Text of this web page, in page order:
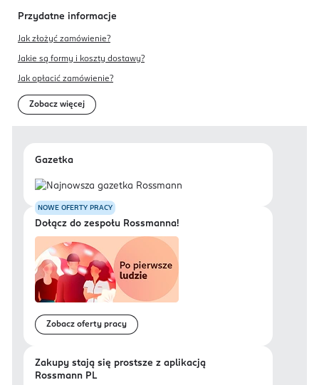
Przydatne informacje
Jak złożyć zamówienie?
Jakie są formy i koszty dostawy?
Jak opłacić zamówienie?
Zobacz więcej
Gazetka
NOWE OFERTY PRACY
Dołącz do zespołu Rossmanna!
Zobacz oferty pracy
Zakupy stają się prostsze z aplikacją
Rossmann PL